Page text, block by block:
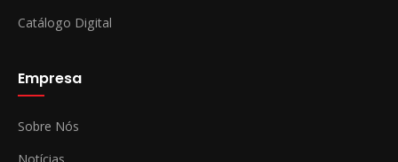
Catálogo Digital
Empresa
Sobre Nós